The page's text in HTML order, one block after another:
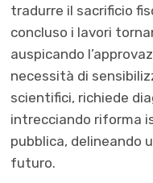
tradurre il sacrificio
concluso i lavori
auspicando
necessità di
scientifici, richiede
intrecciando riforma
pubblica, delineando
futuro.